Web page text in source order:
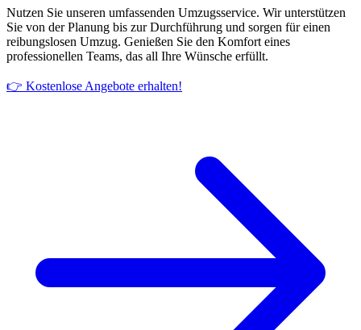
Nutzen Sie unseren umfassenden Umzugsservice. Wir unterstützen
Sie von der Planung bis zur Durchführung und sorgen für einen
reibungslosen Umzug. Genießen Sie den Komfort eines
professionellen Teams, das all Ihre Wünsche erfüllt.
👉 Kostenlose Angebote erhalten!